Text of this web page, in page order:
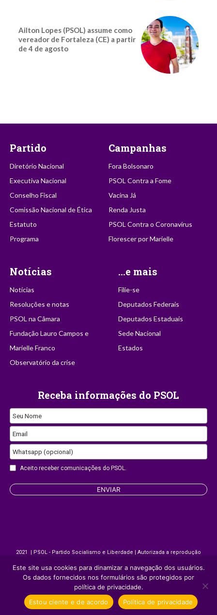
Ailton Lopes (PSOL) assume como
vereador de Fortaleza (CE) a partir
de 4 de agosto
Partido
Diretório Nacional
Executiva Nacional
Conselho Fiscal
Comissão Nacional de Ética
Estatuto
Programa
Campanhas
Fora Bolsonaro
PSOL Contra a Fome
Vacina Já
Renda Justa
PSOL Contra o Coronavírus
Florescer por Marielle
Notícias
Notícias
Resoluções e notas
PSOL na Câmara
Fundação Lauro Campos e
Marielle Franco
Observatório da crise
...e mais
Filie-se
Deputados Federais
Deputados Estaduais
Sede Nacional
Estados
Receba informações do PSOL
Seu Nome
Contact
Email
Email
Whatsapp (opcional)
Aceito receber comunicações do PSOL.
ENVIAR
2021 | PSOL - Partido Socialismo e Liberdade | Autorizada a reprodução
desde que citada a fonte.
Site desenvolvido porAppmobi
Este site usa cookies para dinamizar a navegação dos usuários.
Os dados fornecidos nos formulários são protegidos por
política de privacidade.
Estou ciente e de acordo
Política de privacidade